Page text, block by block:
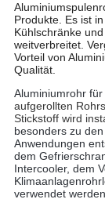
Produkte. Es ist
Kühlschränke
weitverbreitet.
Vorteil von
Qualität.
Aluminiumrohr
aufgerollten
Stickstoff wird
besonders zu
Anwendungen
dem
Intercooler, dem
verwendet